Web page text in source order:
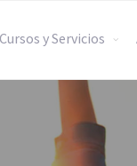
Cursos y Servicios